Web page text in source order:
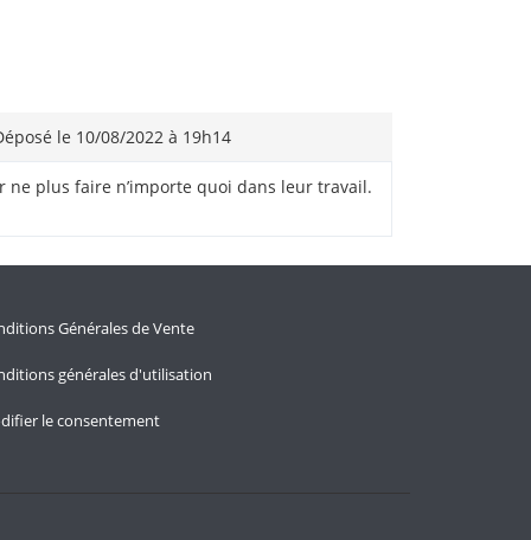
le 10/08/2022 à 19h14
ne plus faire n’importe quoi dans leur travail.
Générales de Vente
générales d'utilisation
le consentement